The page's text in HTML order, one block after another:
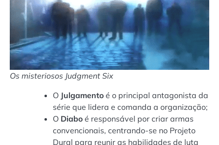
Os misteriosos Judgment Six
O Julgamento é o principal antagonista da
série que lidera e comanda a organização;
O Diabo é responsável por criar armas
convencionais, centrando-se no Projeto
Dural para reunir as habilidades de luta